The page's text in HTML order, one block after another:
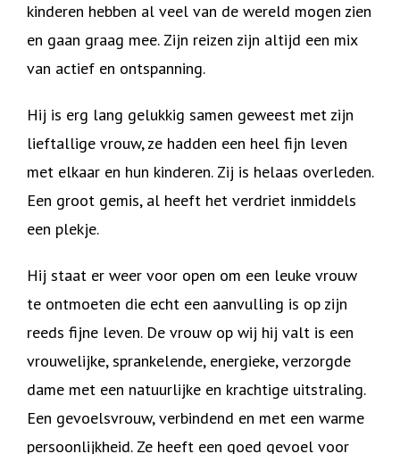
kinderen hebben al veel van de wereld mogen zien
en gaan graag mee. Zijn reizen zijn altijd een mix
van actief en ontspanning.
Hij is erg lang gelukkig samen geweest met zijn
lieftallige vrouw, ze hadden een heel fijn leven
met elkaar en hun kinderen. Zij is helaas overleden.
Een groot gemis, al heeft het verdriet inmiddels
een plekje.
Hij staat er weer voor open om een leuke vrouw
te ontmoeten die echt een aanvulling is op zijn
reeds fijne leven. De vrouw op wij hij valt is een
vrouwelijke, sprankelende, energieke, verzorgde
dame met een natuurlijke en krachtige uitstraling.
Een gevoelsvrouw, verbindend en met een warme
persoonlijkheid. Ze heeft een goed gevoel voor